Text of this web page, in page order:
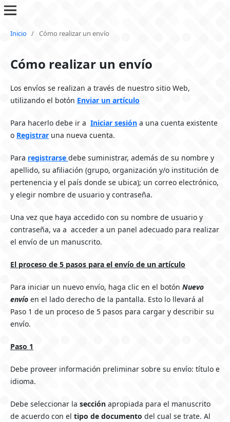
Inicio / Cómo realizar un envío
Cómo realizar un envío
Los envíos se realizan a través de nuestro sitio Web,
utilizando el botón Enviar un artículo
Para hacerlo debe ir a Iniciar sesión a una cuenta existente
o Registraruna nueva cuenta.
Para registrarse debe suministrar, además de su nombre y
apellido, su afiliación (grupo, organización y/o institución de
pertenencia y el país donde se ubica); un correo electrónico,
y elegir nombre de usuario y contraseña.
Una vez que haya accedido con su nombre de usuario y
contraseña, va a acceder a un panel adecuado para realizar
el envío de un manuscrito.
El proceso de 5 pasos para el envío de un artículo
Para iniciar un nuevo envío, haga clic en el botón Nuevo
envíoen el lado derecho de la pantalla. Esto lo llevará al
Paso 1 de un proceso de 5 pasos para cargar y describir su
envío.
Paso 1
Debe proveer información preliminar sobre su envío: título e
idioma.
Debe seleccionar la sección apropiada para el manuscrito
de acuerdo con el tipo de documento del cual se trate. Al